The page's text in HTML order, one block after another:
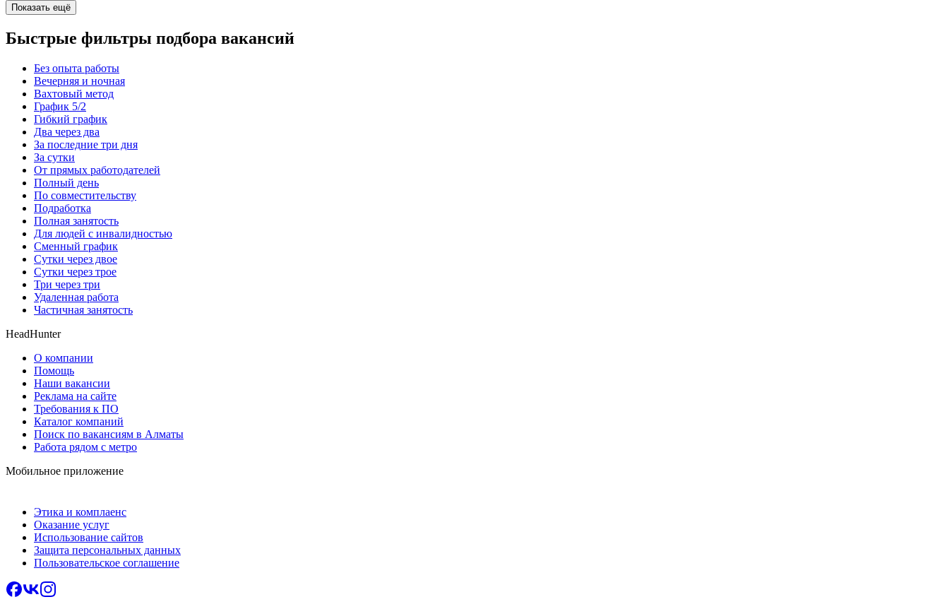
Показать ещё
Быстрые фильтры подбора вакансий
Без опыта работы
Вечерняя и ночная
Вахтовый метод
График 5/2
Гибкий график
Два через два
За последние три дня
За сутки
От прямых работодателей
Полный день
По совместительству
Подработка
Полная занятость
Для людей с инвалидностью
Сменный график
Сутки через двое
Сутки через трое
Три через три
Удаленная работа
Частичная занятость
HeadHunter
О компании
Помощь
Наши вакансии
Реклама на сайте
Требования к ПО
Каталог компаний
Поиск по вакансиям в Алматы
Работа рядом с метро
Мобильное приложение
Этика и комплаенс
Оказание услуг
Использование сайтов
Защита персональных данных
Пользовательское соглашение